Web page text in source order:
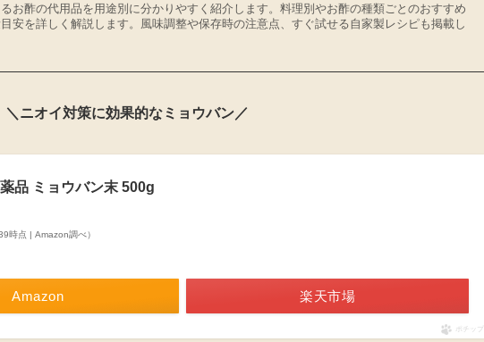
お酢の代用品を用途別に分かりやすく紹介します。料理別やお酢の種類ごとのおすすめ
安を詳しく解説します。風味調整や保存時の注意点、すぐ試せる自家製レシピも掲載し
＼ニオイ対策に効果的なミョウバン／
品 ミョウバン末 500g
時点 | Amazon調べ）
Amazon 楽天市場
ポチップ